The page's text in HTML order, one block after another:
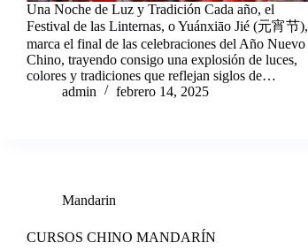
Una Noche de Luz y Tradición Cada año, el
Festival de las Linternas, o Yuánxiāo Jié (元宵节),
marca el final de las celebraciones del Año Nuevo
Chino, trayendo consigo una explosión de luces,
colores y tradiciones que reflejan siglos de…
admin
febrero 14, 2025
Mandarin
CURSOS CHINO MANDARÍN